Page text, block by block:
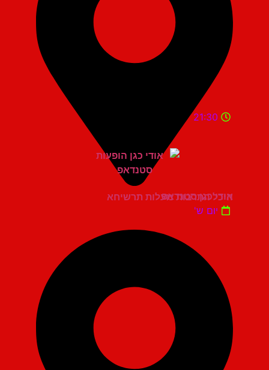
היכל התרבות מעלות תרשיחא
21:30
אודי כגן סטנדאפ
יום ש'